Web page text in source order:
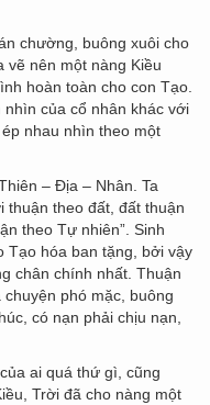
chường, buông xuôi cho
vẽ nên một nàng Kiều
hoàn toàn cho con Tạo.
của cổ nhân khác với
nhau nhìn theo một
– Địa – Nhân. Ta
thuận theo đất, đất thuận
theo Tự nhiên”. Sinh
Tạo hóa ban tặng, bởi vậy
chân chính nhất. Thuận
phó mặc, buông
có nạn phải chịu nạn,
ai quá thứ gì, cũng
Trời đã cho nàng một